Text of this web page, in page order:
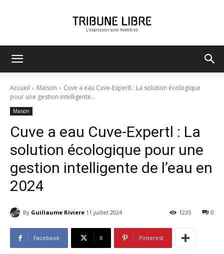
Accueil Maison
Cuve a eau Cuve-Expertl : La solution écologique
pour une gestion intelligente...
Maison
Cuve a eau Cuve-Expertl : La
solution écologique pour une
gestion intelligente de l’eau en
2024
By Guillaume Riviere 11 juillet 2024 0
1235
Facebook X Pinterest